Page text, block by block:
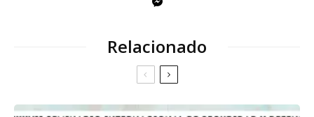
Relacionado